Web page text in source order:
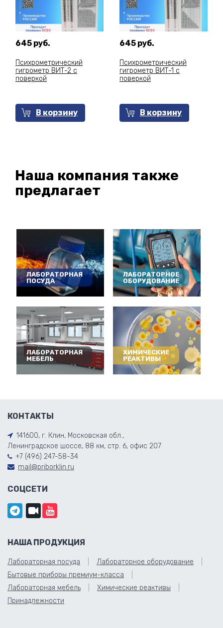
645 руб.
Психрометрический
гигрометр ВИТ-2 с
поверкой
В корзину
645 руб.
Психрометрический
гигрометр ВИТ-1 с
поверкой
В корзину
Наша компания также
предлагает
ЛАБОРАТОРНАЯ
ПОСУДА
ЛАБОРАТОРНОЕ
ОБОРУДОВАНИЕ
ЛАБОРАТОРНАЯ
МЕБЕЛЬ
ХИМИЧЕСКИЕ
РЕАКТИВЫ
КОНТАКТЫ
141600, г. Клин, Московская обл.,
Ленинградское шоссе, 88 км, стр. 6, офис 207
+7 (496) 247-58-34
mail@priborklin.ru
СОЦСЕТИ
НАША ПРОДУКЦИЯ
Лабораторная посуда
Лабораторное оборудование
Бытовые приборы премиум-класса
Лабораторная мебель
Химические реактивы
Принадлежности